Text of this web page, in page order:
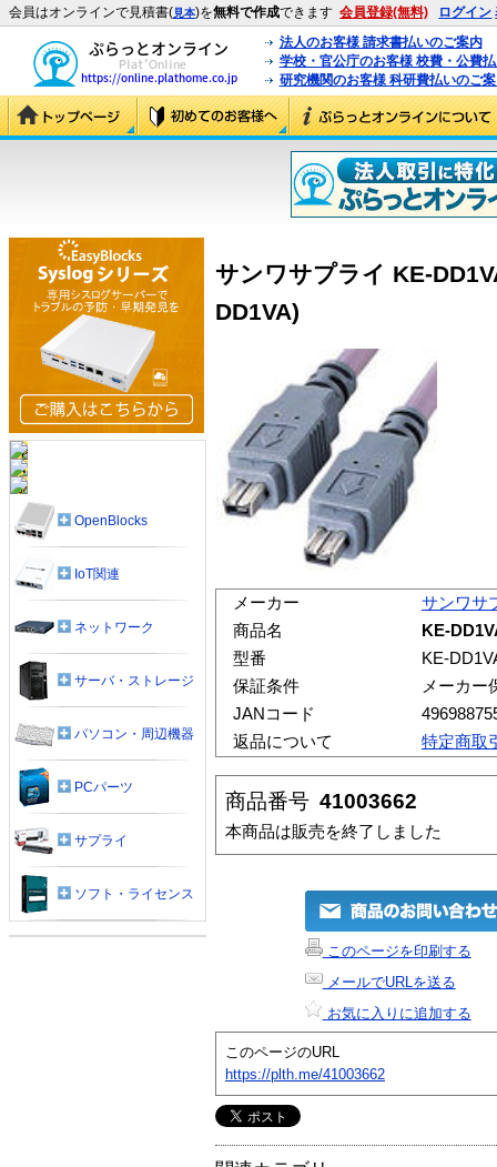
会員はオンラインで見積書(見本)を無料で作成できます 会員登録(無料) ログイン
法人のお客様 請求書払いのご案内
学校・官公庁のお客様 校費・公費
研究機関のお客様 科研費払いのご
サンワサプライ KE-
DD1VA)
メーカー
サンワサ
商品名
KE-
型番
KE-
保証条件
メーカー
JANコード
返品について
特定商取
商品番号 41003662
本商品は販売を終了しました
このページを印刷する
メールでURLを送る
お気に入りに追加する
このページのURL
https://plth.me/41003662
OpenBlocks
IoT関連
ネットワーク
サーバ・ストレージ
パソコン・周辺機器
PCパーツ
サプライ
ソフト・ライセンス